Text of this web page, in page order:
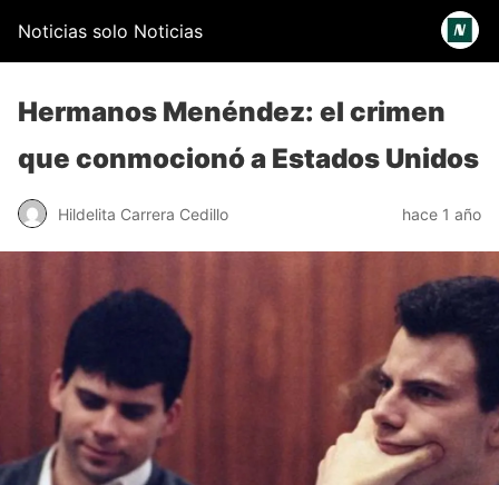
Noticias solo Noticias
Hermanos Menéndez: el crimen
que conmocionó a Estados Unidos
Hildelita Carrera Cedillo hace 1 año